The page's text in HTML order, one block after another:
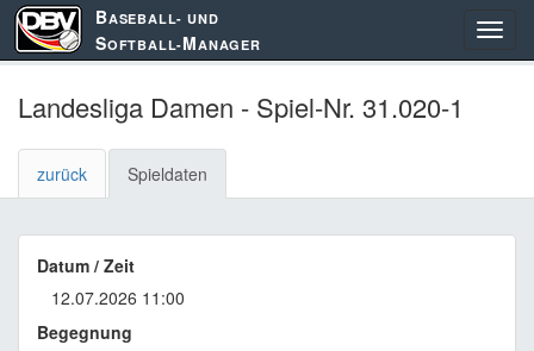
BASEBALL- UND
SOFTBALL-MANAGER
Landesliga Damen - Spiel-Nr. 31.020-1
zurück Spieldaten
Datum / Zeit
12.07.2026 11:00
Begegnung